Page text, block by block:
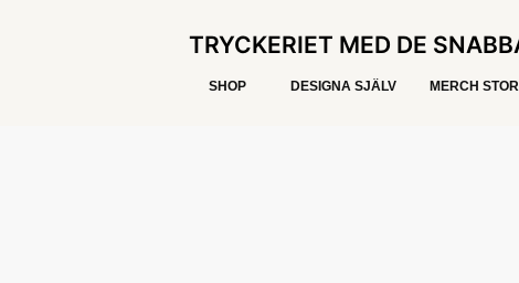
TRYCKERIET MED DE
SHOP DESIGNA SJÄLV MERCH